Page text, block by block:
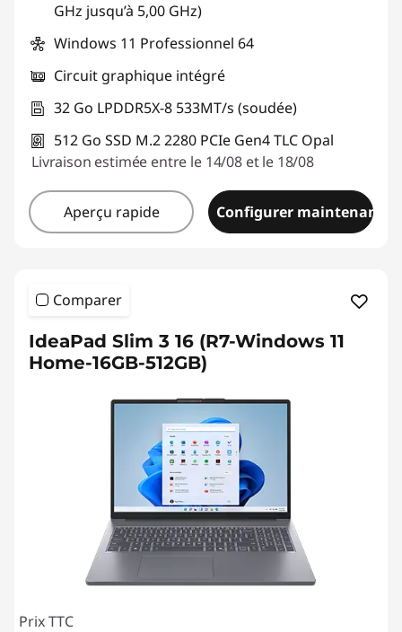
GHz jusqu’à 5,00 GHz)
Windows 11 Professionnel 64
Circuit graphique intégré
32 Go LPDDR5X-8 533MT/s (soudée)
512 Go SSD M.2 2280 PCIe Gen4 TLC Opal
Livraison estimée entre le 14/08 et le 18/08
Aperçu rapide Configurer maintenant
Comparer
IdeaPad Slim 3 16 (R7-Windows 11
Home-16GB-512GB)
Prix TTC